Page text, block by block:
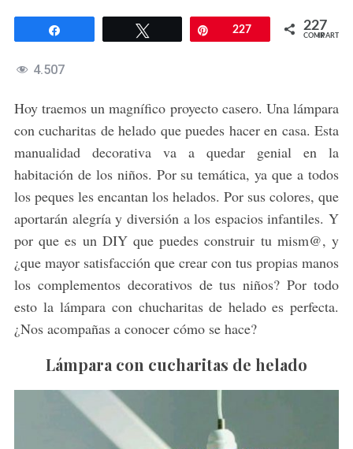
Twittear Pin227 227
COMPARTIR
4.507
Hoy traemos un magnífico proyecto casero. Una lámpara
con cucharitas de helado que puedes hacer en casa. Esta
manualidad decorativa va a quedar genial en la
habitación de los niños. Por su temática, ya que a todos
los peques les encantan los helados. Por sus colores, que
aportarán alegría y diversión a los espacios infantiles. Y
por que es un DIY que puedes construir tu mism@, y
¿que mayor satisfacción que crear con tus propias manos
los complementos decorativos de tus niños? Por todo
esto la lámpara con chucharitas de helado es perfecta.
¿Nos acompañas a conocer cómo se hace?
Lámpara con cucharitas de helado